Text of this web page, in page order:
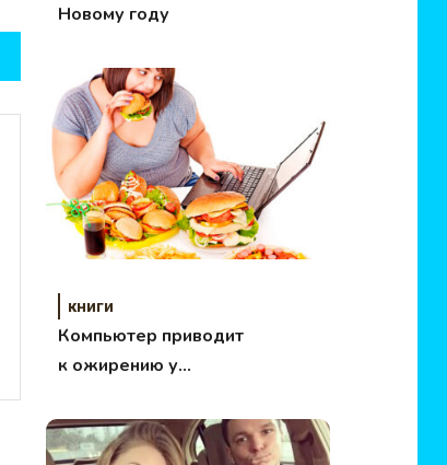
Новому году
книги
Компьютер приводит
к ожирению у